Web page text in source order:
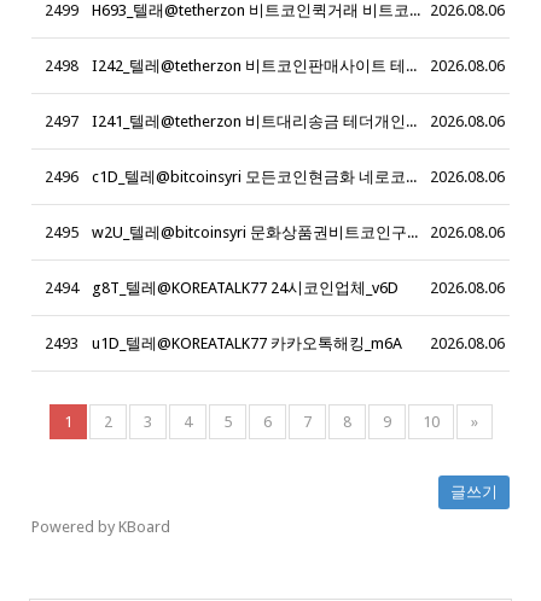
2499 H693_텔래@tetherzon 비트코인퀵거래 비트코인 환전 2026.08.06
2498 I242_텔레@tetherzon 비트코인판매사이트 테더 손대손 2026.08.06
2497 I241_텔레@tetherzon 비트대리송금 테더개인지갑 2026.08.06
2496 c1D_텔레@bitcoinsyri 모든코인현금화 네로코인_t9J 2026.08.06
2495 w2U_텔레@bitcoinsyri 문화상품권비트코인구입 문화상품권비트구입_l1C 2026.08.06
2494 g8T_텔레@KOREATALK77 24시코인업체_v6D 2026.08.06
2493 u1D_텔레@KOREATALK77 카카오톡해킹_m6A 2026.08.06
1 2 3 4 5 6 7 8 9 10 »
글쓰기
Powered by KBoard